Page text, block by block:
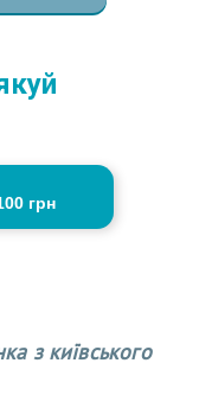
грн
з київського